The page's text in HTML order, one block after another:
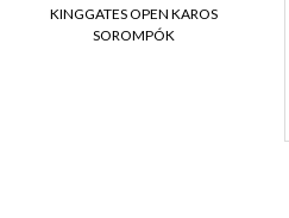
KINGGATES OPEN KAROS
SOROMPÓK